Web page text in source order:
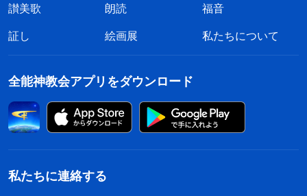
讃美歌
朗読
福音
証し
絵画展 私たちについて
全能神教会アプリをダウンロード
私たちに連絡する